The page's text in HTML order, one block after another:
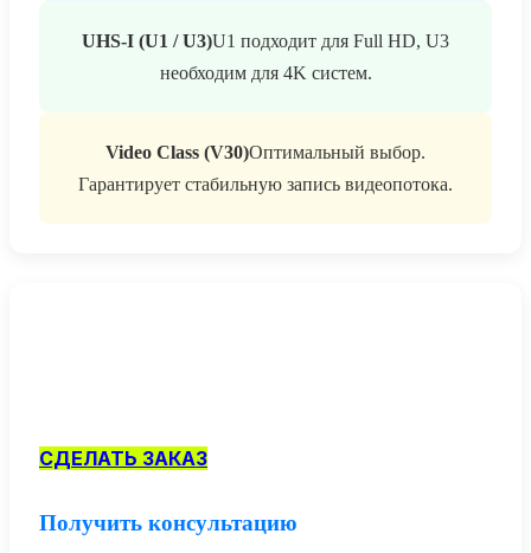
UHS-I (U1 / U3)U1 подходит для Full HD, U3
необходим для 4K систем.
Video Class (V30)Оптимальный выбор.
Гарантирует стабильную запись видеопотока.
СДЕЛАТЬ ЗАКАЗ
Получить консультацию